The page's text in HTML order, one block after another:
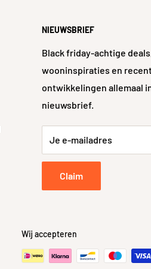
NIEUWSBRIEF
Black friday-achtige
wooninspiraties en
ontwikkelingen allemaal
nieuwsbrief.
Je e-mailadres
Claim
Wij accepteren